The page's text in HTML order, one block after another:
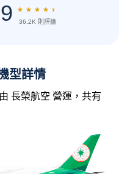
★ ★ ★ ★ ★
36.2K 則評論
型詳情
長榮航空 營運，共有